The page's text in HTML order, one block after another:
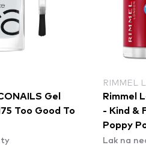
Gel
Too Good To
RIMMEL
Rimmel
- Kind &
Poppy
Lak na